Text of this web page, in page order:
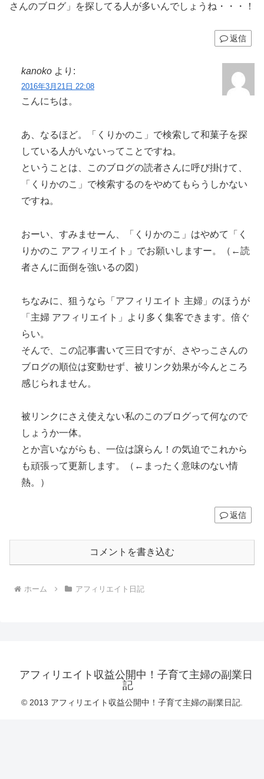
さんのブログ」を探してる人が多いんでしょうね・・・！
返信
kanoko より:
2016年3月21日 22:08
こんにちは。
あ、なるほど。「くりかのこ」で検索して和菓子を探
している人がいないってことですね。
ということは、このブログの読者さんに呼び掛けて、
「くりかのこ」で検索するのをやめてもらうしかない
ですね。
おーい、すみませーん、「くりかのこ」はやめて「く
りかのこ アフィリエイト」でお願いしますー。（←読
者さんに面倒を強いるの図）
ちなみに、狙うなら「アフィリエイト 主婦」のほうが
「主婦 アフィリエイト」より多く集客できます。倍ぐ
らい。
そんで、この記事書いて三日ですが、さやっこさんの
ブログの順位は変動せず、被リンク効果が今んところ
感じられません。
被リンクにさえ使えない私のこのブログって何なので
しょうか一体。
とか言いながらも、一位は譲らん！の気迫でこれから
も頑張って更新します。（←まったく意味のない情
熱。）
返信
コメントを書き込む
ホーム アフィリエイト日記
アフィリエイト収益公開中！子育て主婦の副業日
記
© 2013 アフィリエイト収益公開中！子育て主婦の副業日記.